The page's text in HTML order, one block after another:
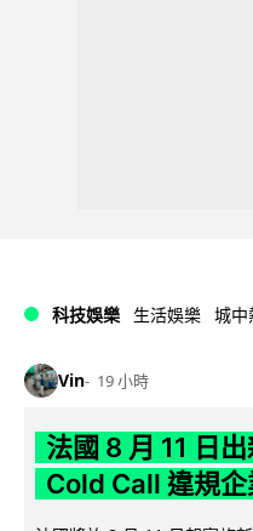
科技娛樂 生活娛樂 城中
Vin 19 小時
法國 8 月 11 日
Cold Call 違規